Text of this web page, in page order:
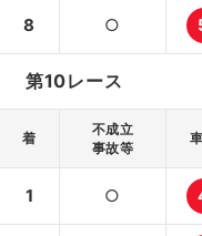
8 ○
第10レース
着
不成立
事故等
1 ○